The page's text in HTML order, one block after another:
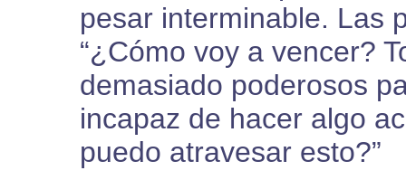
pesar interminable. Las
“¿Cómo voy a vencer?
demasiado poderosos
incapaz de hacer algo
puedo atravesar esto?”